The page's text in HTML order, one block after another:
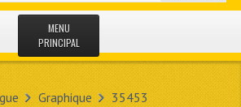
MENU
PRINCIPAL
Graphique 35453